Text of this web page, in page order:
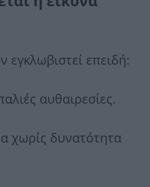
εγκλωβιστεί επειδή:
αυθαιρεσίες.
χωρίς δυνατότητα